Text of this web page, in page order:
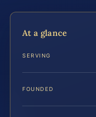
At a glance
SERVING
FOUNDED